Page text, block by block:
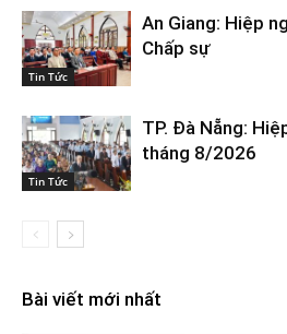
Tin Tức
An Giang: Hiệp
Chấp sự
Tin Tức
TP. Đà Nẵng:
tháng 8/2026
Bài viết mới nhất